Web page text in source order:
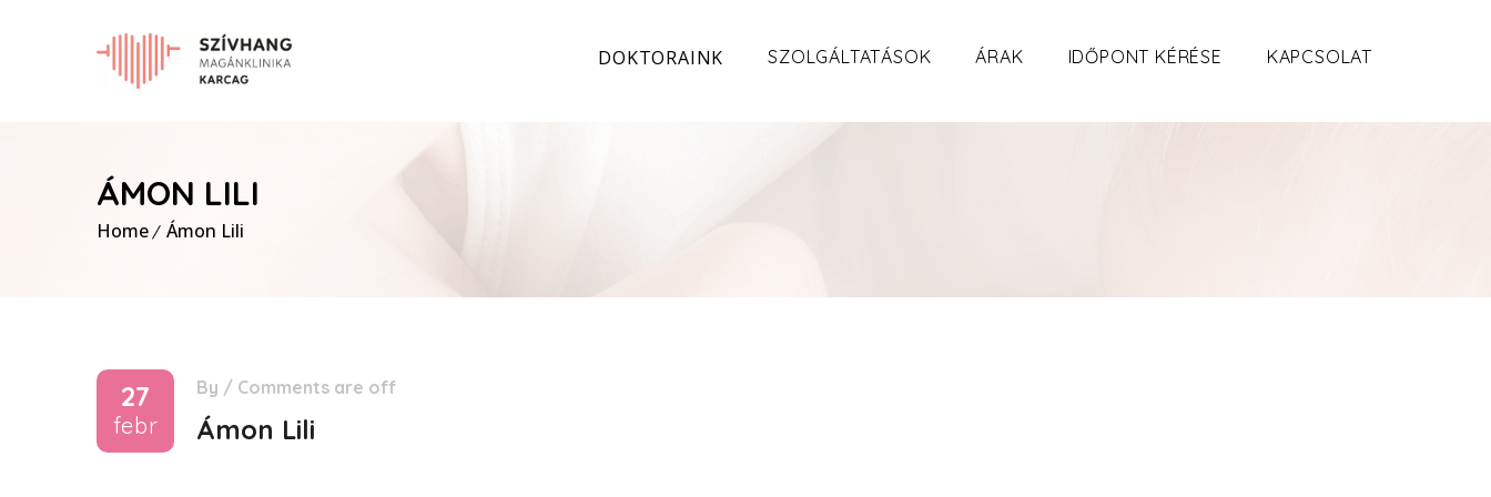
DOKTORAINK SZOLGÁLTATÁSOK ÁRAK IDŐPONT KÉRÉSE KAPCSOLAT
ÁMON LILI
Home Ámon Lili
27
febr
By / Comments are off
Ámon Lili